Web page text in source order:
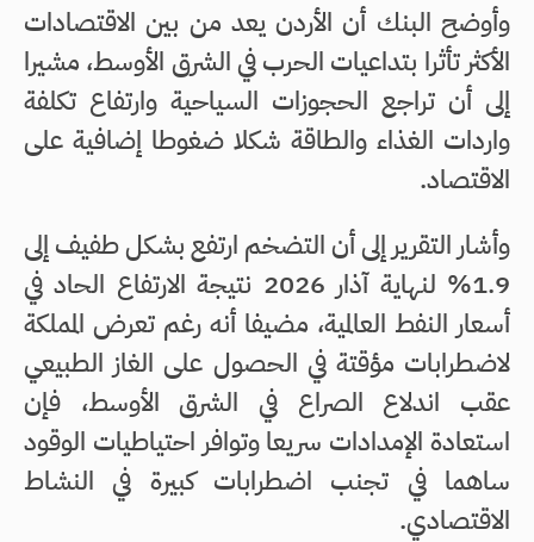
وأوضح البنك أن الأردن يعد من بين الاقتصادات
الأكثر تأثرا بتداعيات الحرب في الشرق الأوسط، مشيرا
إلى أن تراجع الحجوزات السياحية وارتفاع تكلفة
واردات الغذاء والطاقة شكلا ضغوطا إضافية على
الاقتصاد.
وأشار التقرير إلى أن التضخم ارتفع بشكل طفيف إلى
1.9% لنهاية آذار 2026 نتيجة الارتفاع الحاد في
أسعار النفط العالمية، مضيفا أنه رغم تعرض المملكة
لاضطرابات مؤقتة في الحصول على الغاز الطبيعي
عقب اندلاع الصراع في الشرق الأوسط، فإن
استعادة الإمدادات سريعا وتوافر احتياطيات الوقود
ساهما في تجنب اضطرابات كبيرة في النشاط
الاقتصادي.